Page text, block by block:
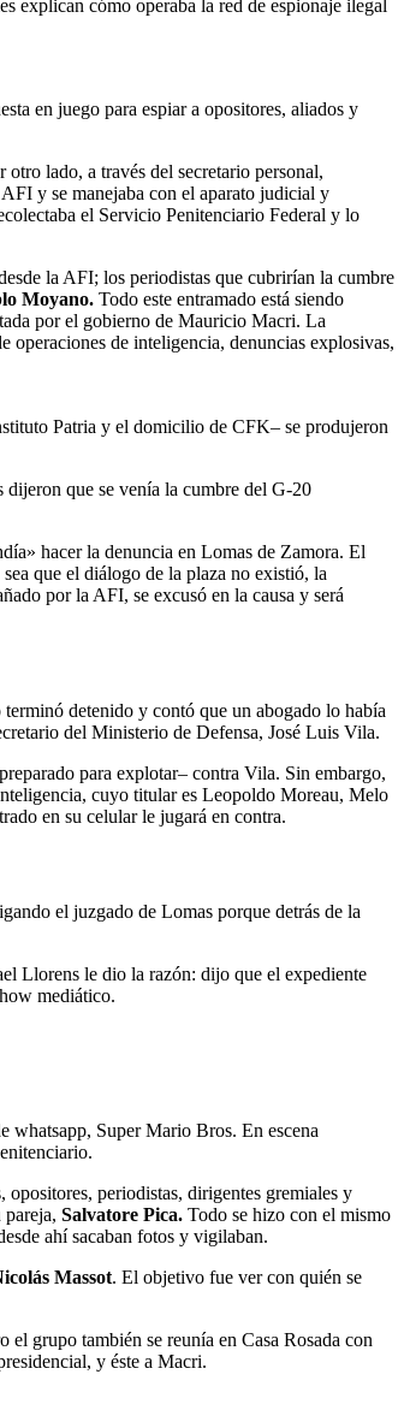
explican cómo operaba la red de espionaje ilegal
en juego para espiar a opositores, aliados y
lado, a través del secretario personal,
y se manejaba con el aparato judicial y
el Servicio Penitenciario Federal y lo
la AFI; los periodistas que cubrirían la cumbre
Moyano. Todo este entramado está siendo
por el gobierno de Mauricio Macri. La
de inteligencia, denuncias explosivas,
Patria y el domicilio de CFK– se produjeron
dijeron que se venía la cumbre del G-20
hacer la denuncia en Lomas de Zamora. El
que el diálogo de la plaza no existió, la
por la AFI, se excusó en la causa y será
detenido y contó que un abogado lo había
del Ministerio de Defensa, José Luis Vila.
para explotar– contra Vila. Sin embargo,
cuyo titular es Leopoldo Moreau, Melo
en su celular le jugará en contra.
el juzgado de Lomas porque detrás de la
Llorens le dio la razón: dijo que el expediente
mediático.
whatsapp, Super Mario Bros. En escena
opositores, periodistas, dirigentes gremiales y
Salvatore Pica. Todo se hizo con el mismo
ahí sacaban fotos y vigilaban.
Massot. El objetivo fue ver con quién se
grupo también se reunía en Casa Rosada con
y éste a Macri.